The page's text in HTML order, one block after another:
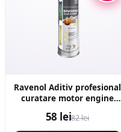
Ravenol Aditiv profesional
curatare motor engine
58 lei82 lei